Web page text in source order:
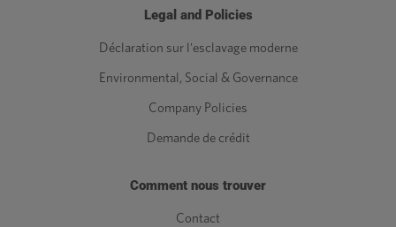
Legal and Policies
Déclaration sur l'esclavage moderne
Environmental, Social & Governance
Company Policies
Demande de crédit
Comment nous trouver
Contact